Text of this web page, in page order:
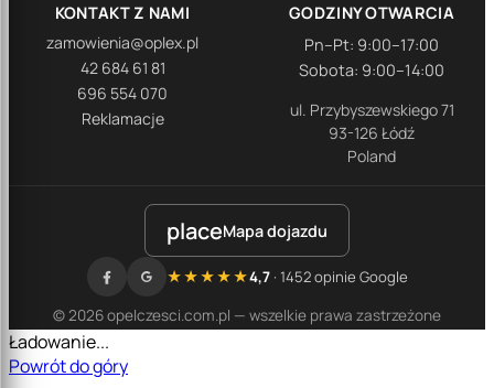
KONTAKT Z NAMI
zamowienia@oplex.pl
42 684 61 81
696 554 070
Reklamacje
GODZINY OTWARCIA
Pn–Pt: 9:00–17:00
Sobota: 9:00–14:00
ul. Przybyszewskiego 71
93-126 Łódź
Poland
placeMapa dojazdu
© 2026 opelczesci.com.pl — wszelkie prawa zastrzeżone
★★★★★4,7· 1452 opinie Google
Ładowanie...
Powrót do góry